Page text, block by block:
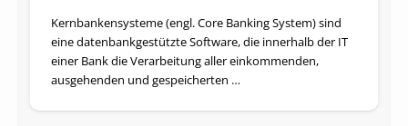
Kernbankensysteme (engl. Core Banking System) sind
eine datenbankgestützte Software, die innerhalb der IT
einer Bank die Verarbeitung aller einkommenden,
ausgehenden und gespeicherten …